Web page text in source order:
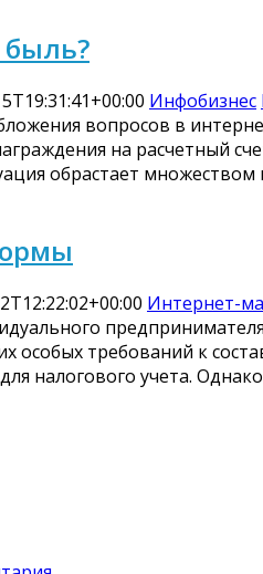
Инфобизнес
вопросов в
на расчетный
обрастает множеством
Интернет-
особых требований к
налогового учета.